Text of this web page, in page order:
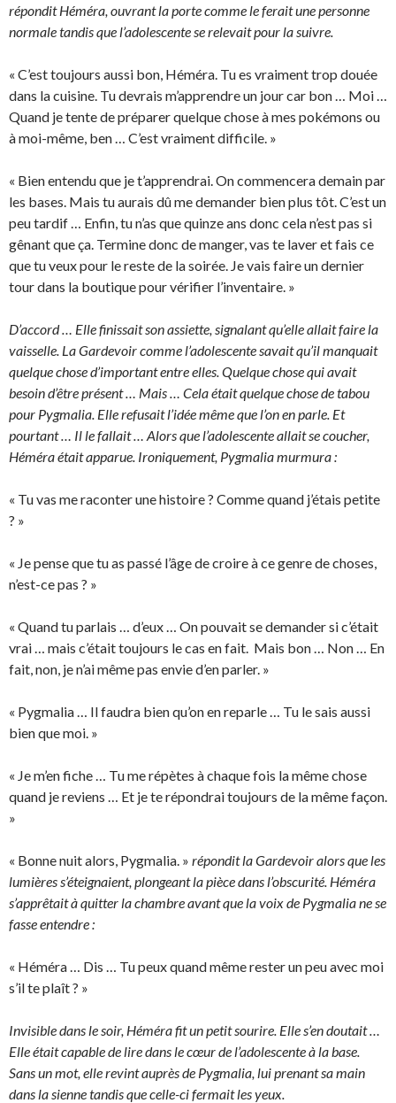
répondit Héméra, ouvrant la porte comme le ferait une personne
normale tandis que l’adolescente se relevait pour la suivre.
« C’est toujours aussi bon, Héméra. Tu es vraiment trop douée
dans la cuisine. Tu devrais m’apprendre un jour car bon … Moi …
Quand je tente de préparer quelque chose à mes pokémons ou
à moi-même, ben … C’est vraiment difficile. »
« Bien entendu que je t’apprendrai. On commencera demain par
les bases. Mais tu aurais dû me demander bien plus tôt. C’est un
peu tardif … Enfin, tu n’as que quinze ans donc cela n’est pas si
gênant que ça. Termine donc de manger, vas te laver et fais ce
que tu veux pour le reste de la soirée. Je vais faire un dernier
tour dans la boutique pour vérifier l’inventaire. »
D’accord … Elle finissait son assiette, signalant qu’elle allait faire la
vaisselle. La Gardevoir comme l’adolescente savait qu’il manquait
quelque chose d’important entre elles. Quelque chose qui avait
besoin d’être présent … Mais … Cela était quelque chose de tabou
pour Pygmalia. Elle refusait l’idée même que l’on en parle. Et
pourtant … Il le fallait … Alors que l’adolescente allait se coucher,
Héméra était apparue. Ironiquement, Pygmalia murmura :
« Tu vas me raconter une histoire ? Comme quand j’étais petite
? »
« Je pense que tu as passé l’âge de croire à ce genre de choses,
n’est-ce pas ? »
« Quand tu parlais … d’eux … On pouvait se demander si c’était
vrai … mais c’était toujours le cas en fait. Mais bon … Non … En
fait, non, je n’ai même pas envie d’en parler. »
« Pygmalia … Il faudra bien qu’on en reparle … Tu le sais aussi
bien que moi. »
« Je m’en fiche … Tu me répètes à chaque fois la même chose
quand je reviens … Et je te répondrai toujours de la même façon.
»
« Bonne nuit alors, Pygmalia. » répondit la Gardevoir alors que les
lumières s’éteignaient, plongeant la pièce dans l’obscurité. Héméra
s’apprêtait à quitter la chambre avant que la voix de Pygmalia ne se
fasse entendre :
« Héméra … Dis … Tu peux quand même rester un peu avec moi
s’il te plaît ? »
Invisible dans le soir, Héméra fit un petit sourire. Elle s’en doutait …
Elle était capable de lire dans le cœur de l’adolescente à la base.
Sans un mot, elle revint auprès de Pygmalia, lui prenant sa main
dans la sienne tandis que celle-ci fermait les yeux.